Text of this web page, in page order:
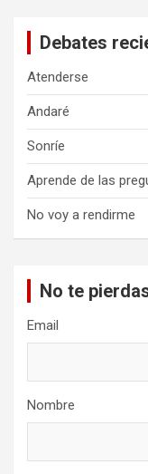
Debates
Atenderse
Andaré
Sonríe
Aprende de las
No voy a rendirme
No te
Email
Nombre